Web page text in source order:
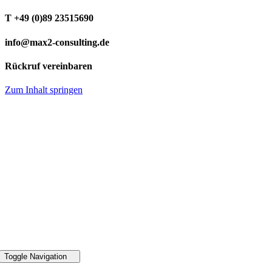
T +49 (0)89 23515690
info@max2-consulting.de
Rückruf vereinbaren
Zum Inhalt springen
Toggle Navigation